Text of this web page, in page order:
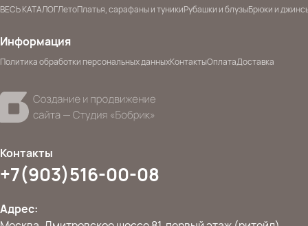
ВЕСЬ КАТАЛОГЛетоПлатья, сарафаны и туникиРубашки и блузыБрюки и
Информация
Политика обработки персональных данныхКонтактыОплатаДоставка
Контакты
+7(903)516-00-08
Адрес: